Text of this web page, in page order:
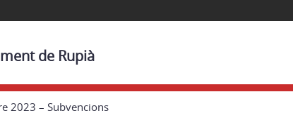
de Rupià
2023 – Subvencions